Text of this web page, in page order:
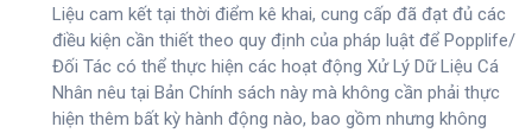
Liệu cam kết tại thời điểm kê khai, cung cấp đã đạt đủ các
điều kiện cần thiết theo quy định của pháp luật để Popplife/
Đối Tác có thể thực hiện các hoạt động Xử Lý Dữ Liệu Cá
Nhân nêu tại Bản Chính sách này mà không cần phải thực
hiện thêm bất kỳ hành động nào, bao gồm nhưng không